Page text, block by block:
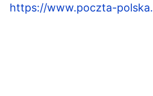
https://www.poczta-